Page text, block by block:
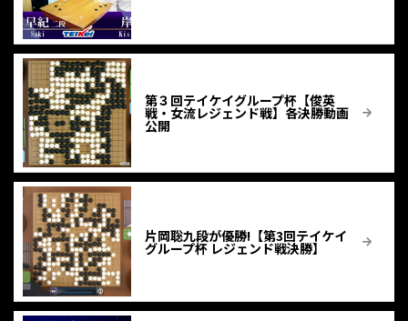
第３回テイケイグループ杯【俊英
戦・女流レジェンド戦】各決勝動画
公開
片岡聡九段が優勝!【第3回テイケイ
グループ杯 レジェンド戦決勝】